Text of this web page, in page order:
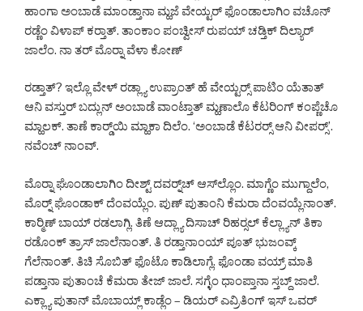
ಹಾಂಗಾ ಅಂಬಾಡೆ ಮಾಂಡ್ತಾನಾ ಮ್ಹಜೆ ವೇಯ್ಟರ್ ಫೊಂಡಾಲಾಗಿಂ ವಚೊನ್
ರಡ್ಣೆಂ ವಿಳಾಪ್ ಕರ್‍ತಾತ್. ತಾಂಕಾಂ ಪಂಚ್ವೀಸ್ ರುಪಯ್ ಚಡ್ತಿಕ್ ದಿಲ್ಯಾರ್
ಜಾಲೆಂ. ನಾ ತರ್ ಮೊರ್‍ನಾ ವೆಳಾ ಕೋಣ್
ರಡ್ತಾತ್? ಇಲ್ಲೊ ವೇಳ್ ರಡ್ಲ್ಯಾ ಉಪ್ರಾಂತ್ ಹೆ ವೇಯ್ಟರ್‍ಸ್ ಪಾಟಿಂ ಯೆತಾತ್
ಆನಿ ವಸ್ತುರ್ ಬದ್ಲುನ್ ಅಂಬಾಡೆ ವಾಂಟ್ತಾತ್ ಮ್ಹಣಾಲೊ ಕೆಟರಿಂಗ್ ಕಂಪ್ಣೆಚೊ
ಮ್ಹಾಲಕ್. ತಾಣೆ ಕಾರ್‍ಡ್‌ಯಿ ಮ್ಹಾಕಾ ದಿಲೆಂ. ‘ಅಂಬಾಡೆ ಕೆಟರರ್‍ಸ್ ಆನಿ ವೀಪರ್‍ಸ್’.
ನವೆಂಚ್ ನಾಂವ್.
ಮೊರ್‍ನಾ ಘೊಂಡಾಲಾಗಿಂ ದೀಶ್ಟ್ ದವರ್‍ನ್‌ಚ್ ಆಸ್‌ಲ್ಲೊಂ. ಮಾಗ್ಣೆಂ ಮುಗ್ದಾಲೆಂ,
ಮೊರ್‍ನ್ ಘೊಂಡಾಕ್ ದೆಂವಯ್ಲೆಂ. ಪುಣ್ ಪುತಾಂನಿ ಕೆಮರಾ ದೆಂವಯ್ಲೆನಾಂತ್.
ಕಾರ್‍ಮಿಣ್ ಬಾಯ್ ರಡಲಾಗ್ಲಿ. ತಿಣೆ ಆದ್ಲ್ಯಾ ದಿಸಾಚ್ ರಿಹರ್‍ಸಲ್ ಕೆಲ್ಲ್ಯಾನ್ ತಿಕಾ
ರಡೊಂಕ್ ತ್ರಾಸ್ ಜಾಲೆನಾಂತ್. ತಿ ರಡ್ತಾನಾಂಯ್ ಪೂತ್ ಭುಜಂವ್ಕ್
ಗೆಲೆನಾಂತ್. ತಿಚಿ ಸೊಬಿತ್ ಫೊಟೊ ಕಾಡಿಲಾಗ್ಲೆ. ಫೊಂಡಾ ವಯ್ರ್ ಮಾತಿ
ಪಡ್ತಾನಾ ಪುತಾಂಚೆ ಕೆಮರಾ ತೇಜ್ ಜಾಲೆ. ಸಗ್ಳೆಂ ಧಾಂಪ್ತಾನಾ ಸ್ತಬ್ದ್ ಜಾಲೆ.
ಎಕ್ಲ್ಯಾ ಪುತಾನ್ ಮೊಬಾಯ್ಲ್ ಕಾಡ್ಲೆಂ – ಡಿಯರ್ ಎವ್ರಿತಿಂಗ್ ಇಸ್ ಒವರ್